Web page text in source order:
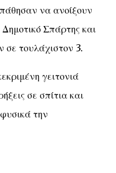
να ανοίξουν
Σπάρτης και
σε τουλάχιστον 3.
γειτονιά
σε σπίτια και
την